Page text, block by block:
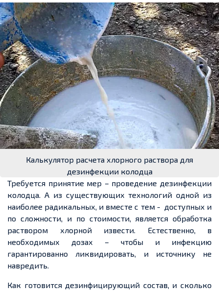
Калькулятор расчета хлорного раствора для
дезинфекции колодца
Требуется принятие мер – проведение дезинфекции
колодца. А из существующих технологий одной из
наиболее радикальных, и вместе с тем - доступных и
по сложности, и по стоимости, является обработка
раствором хлорной извести. Естественно, в
необходимых дозах – чтобы и инфекцию
гарантированно ликвидировать, и источнику не
навредить.
Как готовится дезинфицирующий состав, и сколько